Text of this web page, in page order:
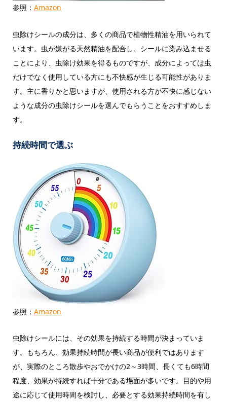
参照： Amazon
虫除けシールの成分は、多くの商品で植物性精油を用いられて
います。虫が嫌がる天然精油を配合し、シールに染み込ませる
ことにより、虫除け効果を得るものですが、成分によっては虫
だけでなく使用している方にも不快感が生じる可能性がありま
す。主に香りかと思いますが、使用される方が不快に感じない
ような成分の虫除けシールを選んでもらうことをおすすめしま
す。
持続時間で選ぶ
参照： Amazon
虫除けシールには、その効果を持続する時間が決まっていま
す。もちろん、効果持続時間が長い商品が便利ではあります
が、実際のところ散歩やおでかけの2～3時間、長くても6時間
程度、効果が持続すれば十分である場面が多いです。目的や用
途に応じて使用時間を検討し、必要とする効果持続時間を有し